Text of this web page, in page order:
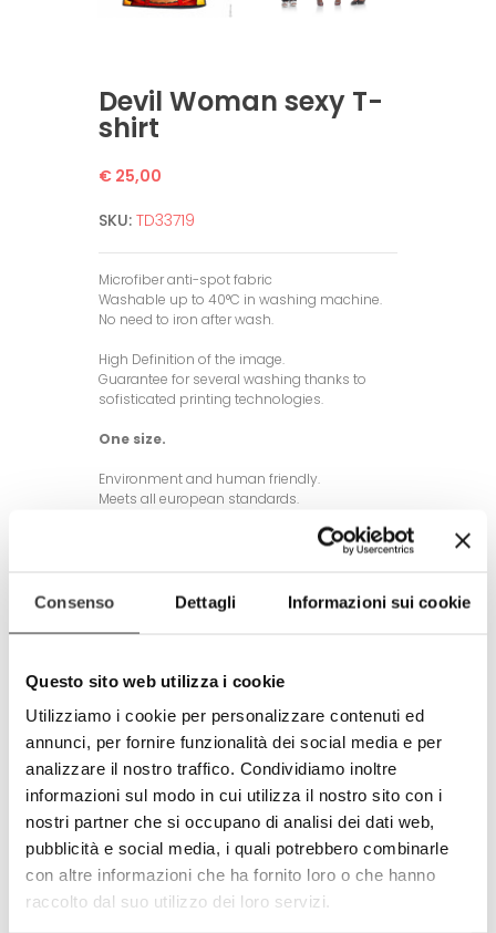
Consenso Dettagli Informazioni sui cookie
Questo sito web utilizza i cookie
Utilizziamo i cookie per personalizzare contenuti ed
annunci, per fornire funzionalità dei social media e per
analizzare il nostro traffico. Condividiamo inoltre
informazioni sul modo in cui utilizza il nostro sito con i
nostri partner che si occupano di analisi dei dati web,
pubblicità e social media, i quali potrebbero combinarle
con altre informazioni che ha fornito loro o che hanno
raccolto dal suo utilizzo dei loro servizi.
Devil Woman sexy T-
shirt
€ 25,00
SKU: TD33719
Microfiber anti-spot fabric
Washable up to 40°C in washing machine.
No need to iron after wash.
High Definition of the image.
Guarantee for several washing thanks to
sofisticated printing technologies.
One size.
Environment and human friendly.
Meets all european standards.
Completely produced in Italy
© Model and design registered.
Total and partial reproduction is
forbidden.
ADD TO CART
Tweet
Share
Google+
Pinterest
MORE INFO DATA SHEET